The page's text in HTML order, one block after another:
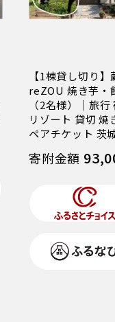
【1棟貸し切り
reZOU 焼き芋・
（2名様）｜旅
リゾート 貸切 焼
ペアチケット 茨
寄附金額